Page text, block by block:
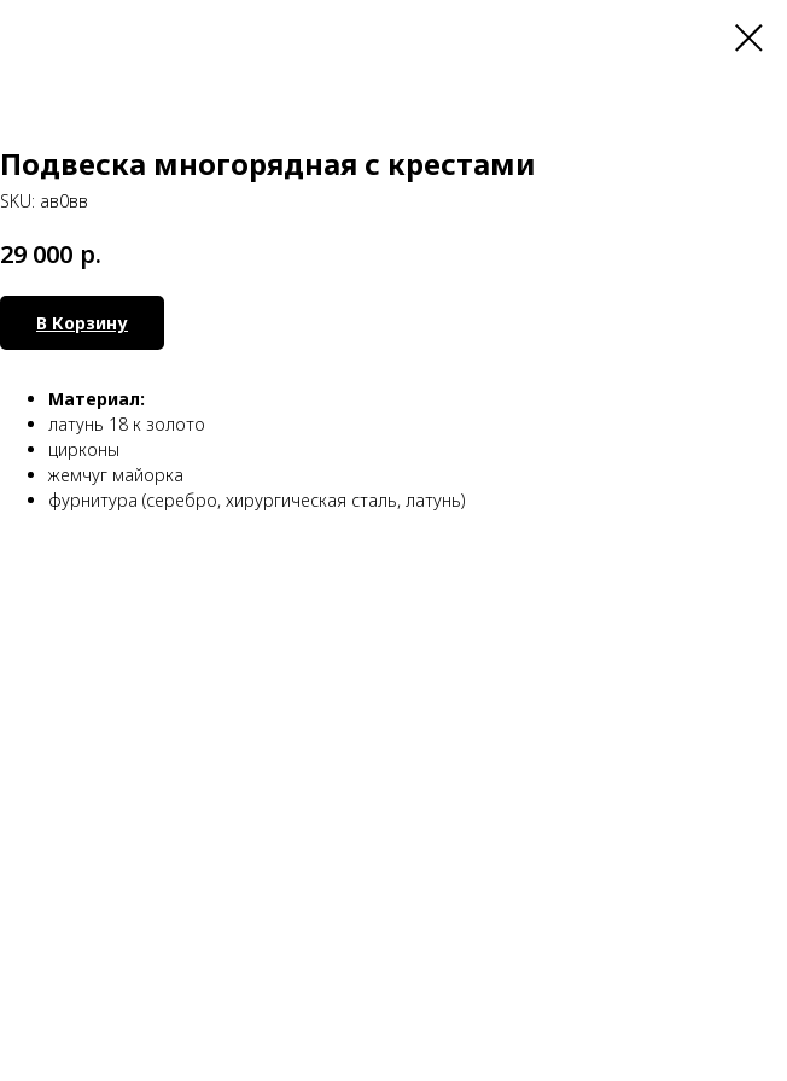
Подвеска многорядная с крестами
SKU: ав0вв
29 000 р.
В Корзину
Материал:
латунь 18 к золото
цирконы
жемчуг майорка
фурнитура (серебро, хирургическая сталь, латунь)